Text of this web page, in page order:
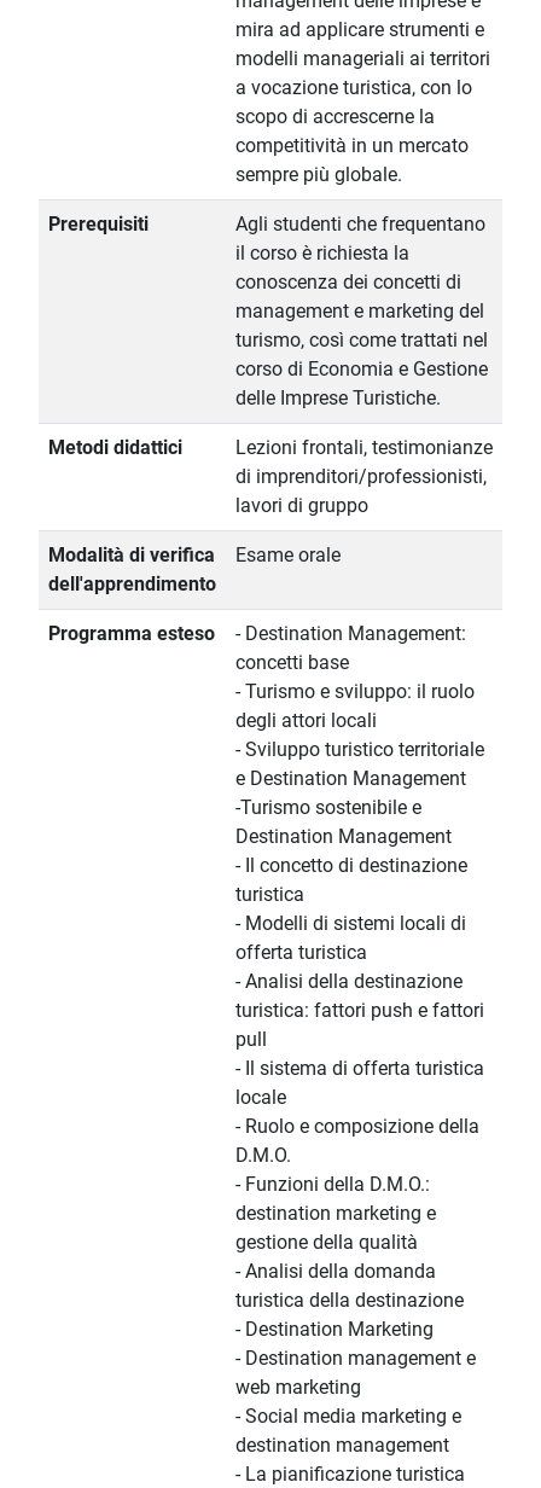
mira ad applicare strumenti e
modelli manageriali ai territori
a vocazione turistica, con lo
scopo di accrescerne la
competitività in un mercato
sempre più globale.
Prerequisiti
Agli studenti che frequentano
il corso è richiesta la
conoscenza dei concetti di
management e marketing del
turismo, così come trattati nel
corso di Economia e Gestione
delle Imprese Turistiche.
Metodi didattici
Lezioni frontali, testimonianze
di imprenditori/professionisti,
lavori di gruppo
Modalità di verifica
dell'apprendimento
Esame orale
Programma esteso
- Destination Management:
concetti base
- Turismo e sviluppo: il ruolo
degli attori locali
- Sviluppo turistico territoriale
e Destination Management
-Turismo sostenibile e
Destination Management
- Il concetto di destinazione
turistica
- Modelli di sistemi locali di
offerta turistica
- Analisi della destinazione
turistica: fattori push e fattori
pull
- Il sistema di offerta turistica
locale
- Ruolo e composizione della
D.M.O.
- Funzioni della D.M.O.:
destination marketing e
gestione della qualità
- Analisi della domanda
turistica della destinazione
- Destination Marketing
- Destination management e
web marketing
- Social media marketing e
destination management
- La pianificazione turistica